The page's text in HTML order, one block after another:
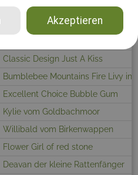
Akzeptieren
Luna (Tittmann)
Excellent choice jumping for joy
Classic Design Just A Kiss
Bumblebee Mountains Fire Livy in
Excellent Choice Bubble Gum
Kylie vom Goldbachmoor
Willibald vom Birkenwappen
Flower Girl of red stone
Deavan der kleine Rattenfänger